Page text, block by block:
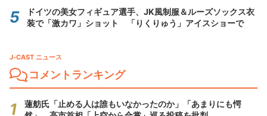
ドイツの美女フィギュア選手、JK風制服＆ルーズソックス衣
装で「激カワ」ショット 「りくりゅう」アイスショーで
J-CAST ニュース
コメントランキング
蓮舫氏「止める人は誰もいなかったのか」「あまりにも愕